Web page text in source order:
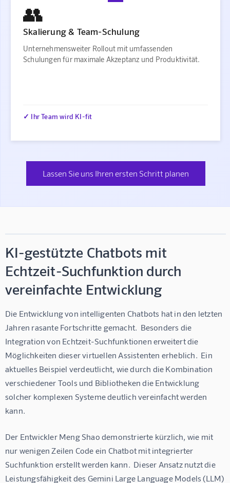
👥
Skalierung & Team-Schulung
Unternehmensweiter Rollout mit umfassenden
Schulungen für maximale Akzeptanz und Produktivität.
✓ Ihr Team wird KI-fit
Lassen Sie uns Ihren ersten Schritt planen
KI-gestützte Chatbots mit
Echtzeit-Suchfunktion durch
vereinfachte Entwicklung
Die Entwicklung von intelligenten Chatbots hat in den letzten
Jahren rasante Fortschritte gemacht.  Besonders die
Integration von Echtzeit-Suchfunktionen erweitert die
Möglichkeiten dieser virtuellen Assistenten erheblich.  Ein
aktuelles Beispiel verdeutlicht, wie durch die Kombination
verschiedener Tools und Bibliotheken die Entwicklung
solcher komplexen Systeme deutlich vereinfacht werden
kann.
Der Entwickler Meng Shao demonstrierte kürzlich, wie mit
nur wenigen Zeilen Code ein Chatbot mit integrierter
Suchfunktion erstellt werden kann.  Dieser Ansatz nutzt die
Leistungsfähigkeit des Gemini Large Language Models (LLM)